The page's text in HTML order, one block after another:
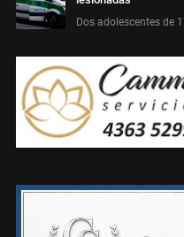
Dos adolescentes de